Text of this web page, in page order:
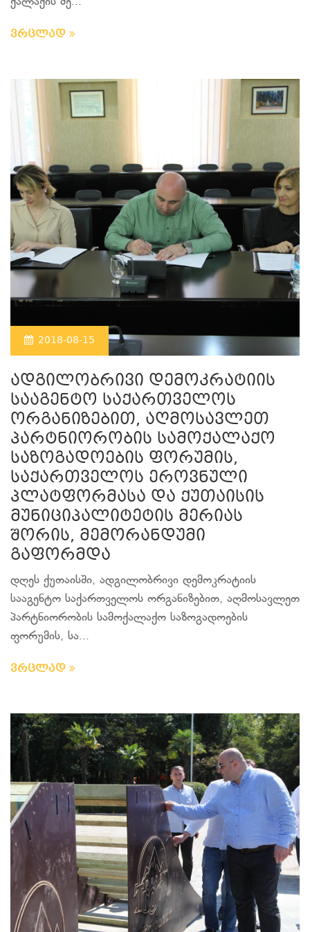
ვრცლად
2018-08-15
ადგილობრივი დემოკრატიის
სააგენტო საქართველოს
ორგანიზებით, აღმოსავლეთ
პარტნიორობის სამოქალაქო
საზოგადოების ფორუმის,
საქართველოს ეროვნული
პლატფორმასა და ქუთაისის
მუნიციპალიტეტის მერიას
შორის, მემორანდუმი
გაფორმდა
დღეს ქუთაისში, ადგილობრივი დემოკრატიის
სააგენტო საქართველოს ორგანიზებით, აღმოსავლეთ
პარტნიორობის სამოქალაქო საზოგადოების
ფორუმის, სა...
ვრცლად